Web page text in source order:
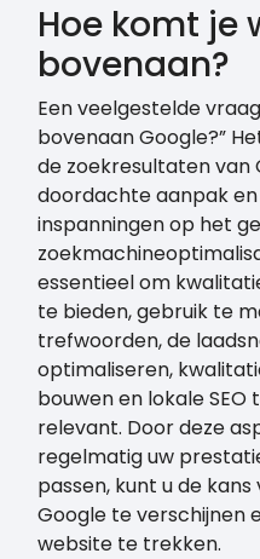
Hoe komt je
bovenaan?
Een veelgestelde
bovenaan Google?”
de zoekresultaten van
doordachte aanpak
inspanningen op het
essentieel om
te bieden, gebruik te
trefwoorden, de
optimaliseren,
bouwen en lokale
relevant. Door deze
regelmatig uw
passen, kunt u de
Google te verschijnen
website te trekken.